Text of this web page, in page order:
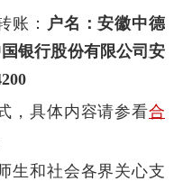
账： 户名：安徽中德
银行股份有限公司安
，具体内容请参看合
生和社会各界关心支